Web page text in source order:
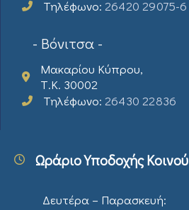
Τηλέφωνο: 26420 29075-6
- Βόνιτσα -
Μακαρίου Κύπρου,
Τ.Κ. 30002
Τηλέφωνο: 26430 22836
Ωράριο Υποδοχής Κοινού
Δευτέρα – Παρασκευή: